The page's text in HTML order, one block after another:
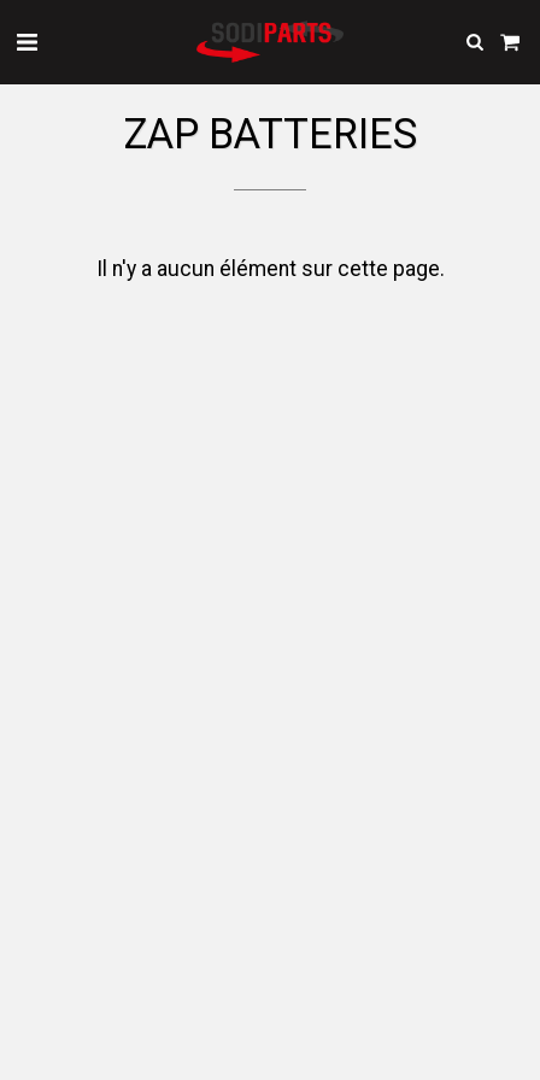
ZAP BATTERIES
Il n'y a aucun élément sur cette page.